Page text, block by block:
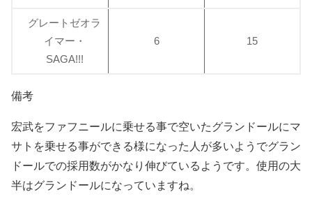
グレートゼオラ
イマー・
SAGA!!!
6 15
備考
宏武をファフニールに乗せる事で空いたグランドールにマ
サトを乗せる事ができる様になった人が多いようでグラン
ドールでの採用数がかなり伸びているようです。使用の大
半はグランドールになっていますね。